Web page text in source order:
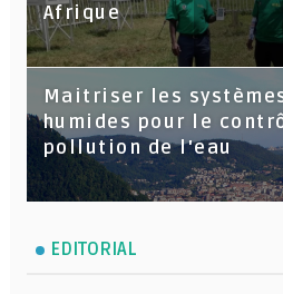
Afrique
Maitriser les
humides pour le
pollution de l'eau
EDITORIAL